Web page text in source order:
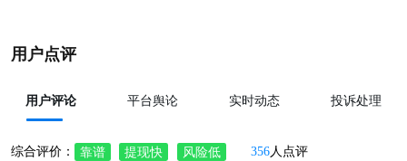
用户点评
用户评论 平台舆论 实时动态 投诉处理
综合评价： 靠谱 提现快 风险低 356人点评